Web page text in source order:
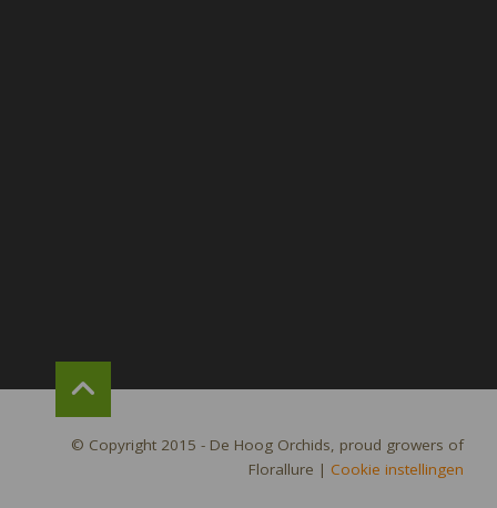
© Copyright 2015 - De Hoog Orchids, proud growers of
Florallure | Cookie instellingen